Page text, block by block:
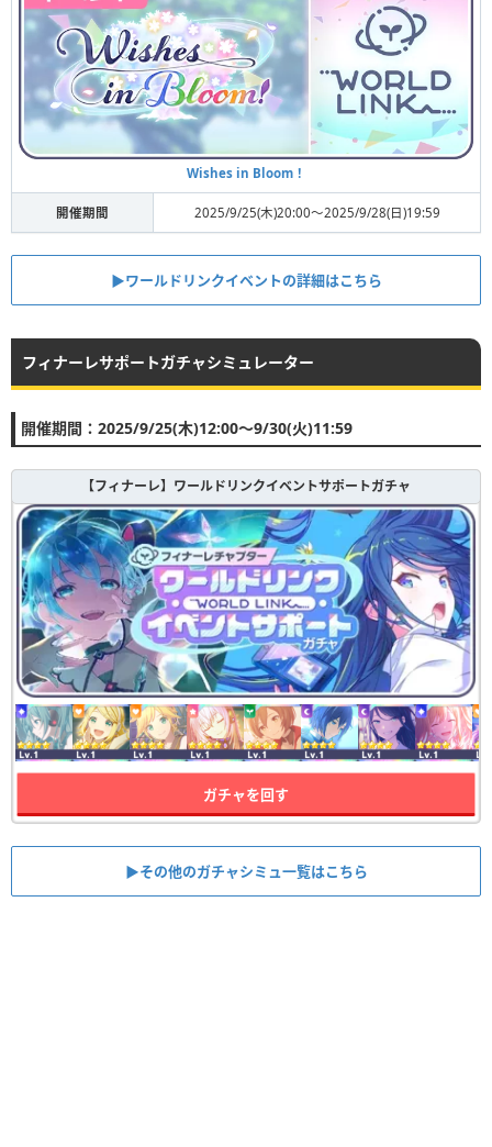
Wishes in Bloom！
開催期間 2025/9/25(木)20:00〜2025/9/28(日)19:59
▶︎ワールドリンクイベントの詳細はこちら
フィナーレサポートガチャシミュレーター
開催期間：2025/9/25(木)12:00〜9/30(火)11:59
【フィナーレ】ワールドリンクイベントサポートガチャ
ガチャを回す
▶︎その他のガチャシミュ一覧はこちら